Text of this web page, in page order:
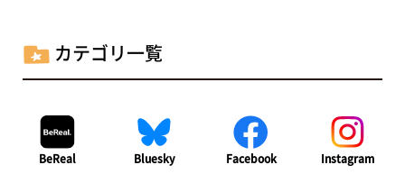
カテゴリ一覧
BeReal Bluesky Facebook Instagram